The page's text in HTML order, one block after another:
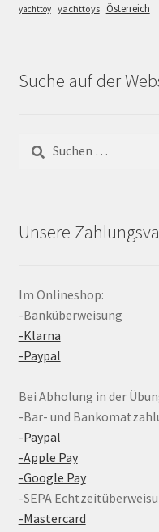
yachttoy yachttoys Österreich
Suche auf der
Suchen
nach:
Unsere
Im Onlineshop:
-Banküberweisung
-Klarna
-Paypal
Bei Abholung in der
-Bar- und
-Paypal
-Apple Pay
-Google Pay
-SEPA
-Mastercard